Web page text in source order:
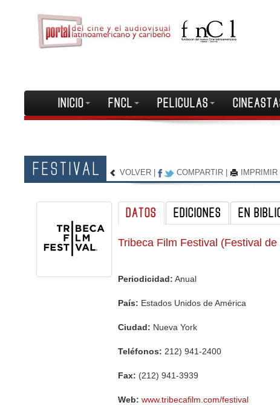
INICIO FNCL PELICULAS
FESTIVAL VOLVER COMPARTIR IMPRIMIR
DATOS EDICIONES EN
Tribeca Film Festival (Festival
Periodicidad: Anual
País: Estados Unidos de América
Ciudad: Nueva York
Teléfonos: 212) 941-2400
Fax: (212) 941-3939
Web: www.tribecafilm.com/festival